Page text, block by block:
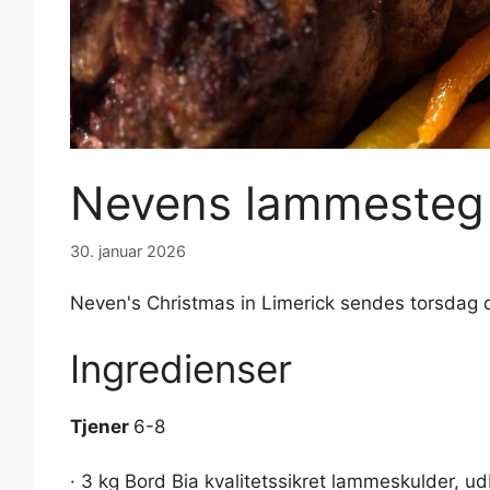
Nevens
30. januar 2026
Neven's Christmas in Limerick sendes torsdag
Ingredienser
Tjener 6-8
· 3 kg Bord Bia kvalitetssikret lammeskulder,